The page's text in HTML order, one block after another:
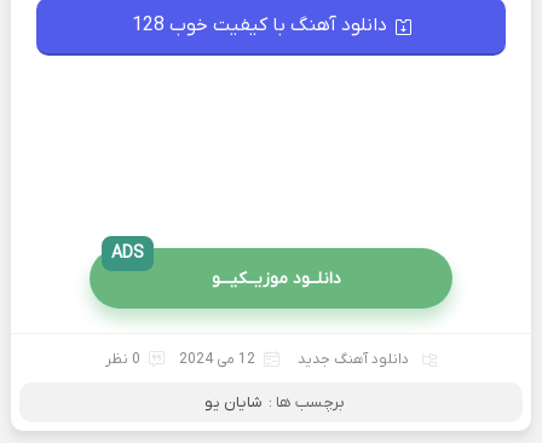
دانلود آهنگ با کیفیت خوب 128
دانلــود موزیــکیـــو
ADS
دانلود آهنگ جدید 12 می 2024 0 نظر
برچسب ها : شایان یو